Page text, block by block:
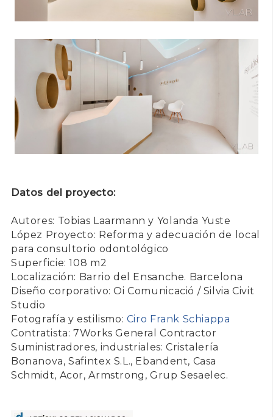
Datos del proyecto:
Autores: Tobias Laarmann y Yolanda Yuste
López Proyecto: Reforma y adecuación de local
para consultorio odontológico
Superficie: 108 m2
Localización: Barrio del Ensanche. Barcelona
Diseño corporativo: Oi Comunicació / Silvia Civit
Studio
Fotografía y estilismo: Ciro Frank Schiappa
Contratista: 7Works General Contractor
Suministradores, industriales: Cristalería
Bonanova, Safintex S.L., Ebandent, Casa
Schmidt, Acor, Armstrong, Grup Sesaelec.